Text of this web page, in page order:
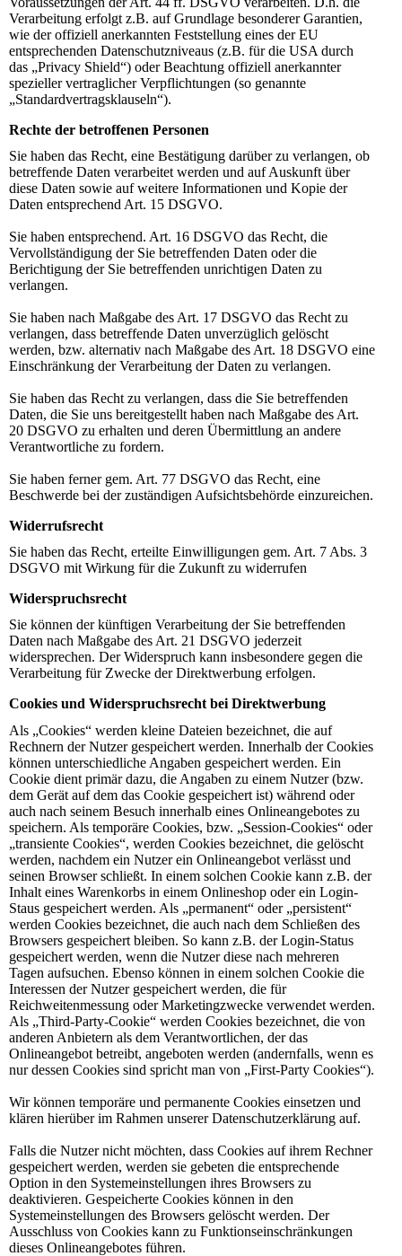
Verarbeitung erfolgt z.B. auf Grundlage besonderer Garantien,
wie der offiziell anerkannten Feststellung eines der EU
entsprechenden Datenschutzniveaus (z.B. für die USA durch
das „Privacy Shield“) oder Beachtung offiziell anerkannter
spezieller vertraglicher Verpflichtungen (so genannte
„Standardvertragsklauseln“).
Rechte der betroffenen Personen
Sie haben das Recht, eine Bestätigung darüber zu verlangen, ob
betreffende Daten verarbeitet werden und auf Auskunft über
diese Daten sowie auf weitere Informationen und Kopie der
Daten entsprechend Art. 15 DSGVO.
Sie haben entsprechend. Art. 16 DSGVO das Recht, die
Vervollständigung der Sie betreffenden Daten oder die
Berichtigung der Sie betreffenden unrichtigen Daten zu
verlangen.
Sie haben nach Maßgabe des Art. 17 DSGVO das Recht zu
verlangen, dass betreffende Daten unverzüglich gelöscht
werden, bzw. alternativ nach Maßgabe des Art. 18 DSGVO eine
Einschränkung der Verarbeitung der Daten zu verlangen.
Sie haben das Recht zu verlangen, dass die Sie betreffenden
Daten, die Sie uns bereitgestellt haben nach Maßgabe des Art.
20 DSGVO zu erhalten und deren Übermittlung an andere
Verantwortliche zu fordern.
Sie haben ferner gem. Art. 77 DSGVO das Recht, eine
Beschwerde bei der zuständigen Aufsichtsbehörde einzureichen.
Widerrufsrecht
Sie haben das Recht, erteilte Einwilligungen gem. Art. 7 Abs. 3
DSGVO mit Wirkung für die Zukunft zu widerrufen
Widerspruchsrecht
Sie können der künftigen Verarbeitung der Sie betreffenden
Daten nach Maßgabe des Art. 21 DSGVO jederzeit
widersprechen. Der Widerspruch kann insbesondere gegen die
Verarbeitung für Zwecke der Direktwerbung erfolgen.
Cookies und Widerspruchsrecht bei Direktwerbung
Als „Cookies“ werden kleine Dateien bezeichnet, die auf
Rechnern der Nutzer gespeichert werden. Innerhalb der Cookies
können unterschiedliche Angaben gespeichert werden. Ein
Cookie dient primär dazu, die Angaben zu einem Nutzer (bzw.
dem Gerät auf dem das Cookie gespeichert ist) während oder
auch nach seinem Besuch innerhalb eines Onlineangebotes zu
speichern. Als temporäre Cookies, bzw. „Session-Cookies“ oder
„transiente Cookies“, werden Cookies bezeichnet, die gelöscht
werden, nachdem ein Nutzer ein Onlineangebot verlässt und
seinen Browser schließt. In einem solchen Cookie kann z.B. der
Inhalt eines Warenkorbs in einem Onlineshop oder ein Login-
Staus gespeichert werden. Als „permanent“ oder „persistent“
werden Cookies bezeichnet, die auch nach dem Schließen des
Browsers gespeichert bleiben. So kann z.B. der Login-Status
gespeichert werden, wenn die Nutzer diese nach mehreren
Tagen aufsuchen. Ebenso können in einem solchen Cookie die
Interessen der Nutzer gespeichert werden, die für
Reichweitenmessung oder Marketingzwecke verwendet werden.
Als „Third-Party-Cookie“ werden Cookies bezeichnet, die von
anderen Anbietern als dem Verantwortlichen, der das
Onlineangebot betreibt, angeboten werden (andernfalls, wenn es
nur dessen Cookies sind spricht man von „First-Party Cookies“).
Wir können temporäre und permanente Cookies einsetzen und
klären hierüber im Rahmen unserer Datenschutzerklärung auf.
Falls die Nutzer nicht möchten, dass Cookies auf ihrem Rechner
gespeichert werden, werden sie gebeten die entsprechende
Option in den Systemeinstellungen ihres Browsers zu
deaktivieren. Gespeicherte Cookies können in den
Systemeinstellungen des Browsers gelöscht werden. Der
Ausschluss von Cookies kann zu Funktionseinschränkungen
dieses Onlineangebotes führen.